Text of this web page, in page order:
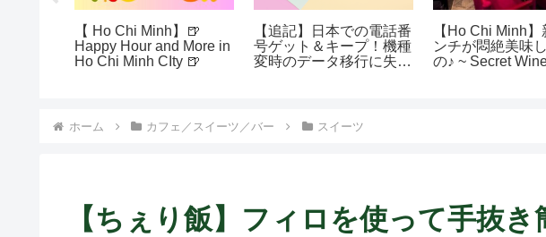
【 Ho Chi Minh】🍺
Happy Hour and More in
Ho Chi Minh CIty 🍺
【追記】日本での電話番
号ゲット＆キープ！機種
変時のデータ移行に失敗
【Ho Chi Minh】
ンチが悶絶美味
の♪ ~ Secret
ホーム カフェ／スイーツ／バー スイーツ
【ちぇり飯】フィロを使って手抜